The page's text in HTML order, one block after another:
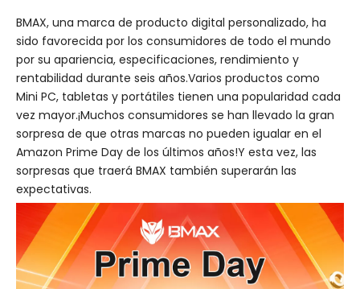
BMAX, una marca de producto digital personalizado, ha
sido favorecida por los consumidores de todo el mundo
por su apariencia, especificaciones, rendimiento y
rentabilidad durante seis años.Varios productos como
Mini PC, tabletas y portátiles tienen una popularidad cada
vez mayor.¡Muchos consumidores se han llevado la gran
sorpresa de que otras marcas no pueden igualar en el
Amazon Prime Day de los últimos años!Y esta vez, las
sorpresas que traerá BMAX también superarán las
expectativas.